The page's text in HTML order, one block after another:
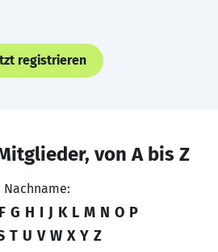
registrieren
von A bis Z
Nachname:
F G H I J K L M N O P
T U V W X Y Z